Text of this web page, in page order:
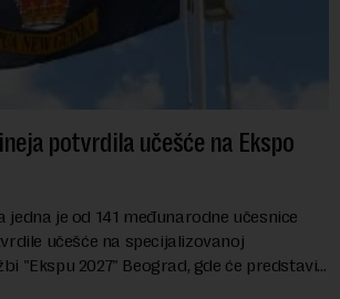
potvrdila učešće na Ekspo
jedna je od 141 međunarodne učesnice
učešće na specijalizovanoj
"Ekspu 2027" Beograd, gde će predstaviti